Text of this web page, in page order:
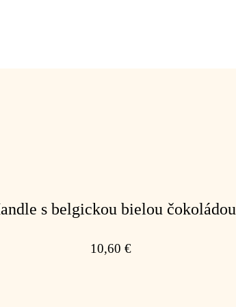
s belgickou bielou čokoládou
10,60€